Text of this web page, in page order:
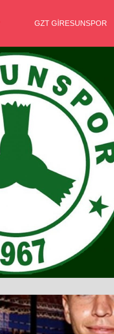
GZT GIRESUNSPOR